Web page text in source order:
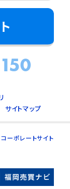
サイトマップ
コーポレートサイト